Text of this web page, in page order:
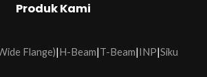
Produk Kami
Flange)|H-Beam|T-Beam|INP|Siku